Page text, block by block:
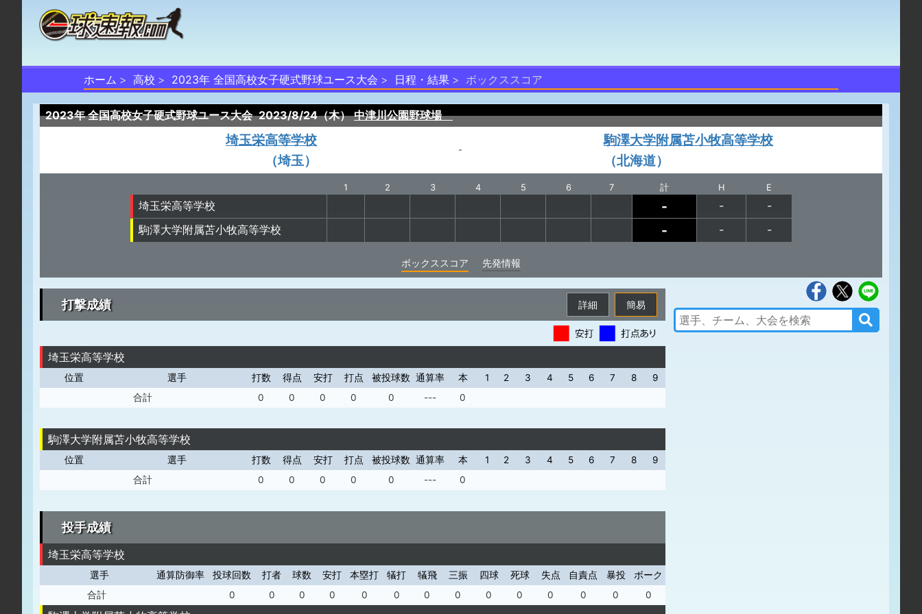
ホーム 高校 2023年 全国高校女子硬式野球ユース大会 日程・結果 ボックススコア
2023年 全国高校女子硬式野球ユース大会 2023/8/24（木） 中津川公園野球場
埼玉栄高等学校
（埼玉）
-
駒澤大学附属苫小牧高等学校
（北海道）
1 2 3 4 5 6 7 計 H E
埼玉栄高等学校 - -
-
駒澤大学附属苫小牧高等学校
- - -
ボックススコア 先発情報
打撃成績 簡易
詳細
埼玉栄高等学校
位置 選手 打数 得点 安打 打点 被投球数 通算率 本 1 2 3 4 5 6 7 8
9
合計
0 0 0 0 0 --- 0
駒澤大学附属苫小牧高等学校
位置 選手 打数 得点 安打 打点 被投球数 通算率 本 1 2 3 4 5 6 7 8
9
合計
0 0 0 0 0 --- 0
投手成績
埼玉栄高等学校
選手 通算防御率 投球回数 打者 球数 安打 本塁打 犠打 犠飛 三振 四球 死球 失点 自責点 暴投
ボーク
合計
0 0 0 0 0 0 0 0 0 0 0 0 0 0